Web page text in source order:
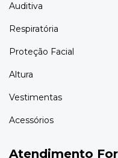
Auditiva
Respiratória
Proteção Facial
Altura
Vestimentas
Acessórios
Atendimento